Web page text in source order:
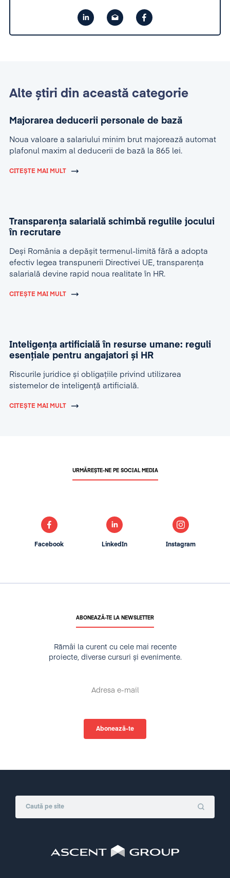
Alte știri din această categorie
Majorarea deducerii personale de bază
Noua valoare a salariului minim brut majorează automat
plafonul maxim al deducerii de bază la 865 lei.
CITEȘTE MAI MULT
Transparența salarială schimbă regulile jocului
în recrutare
Deși România a depășit termenul-limită fără a adopta
efectiv legea transpunerii Directivei UE, transparența
salarială devine rapid noua realitate în HR.
CITEȘTE MAI MULT
Inteligența artificială în resurse umane: reguli
esențiale pentru angajatori și HR
Riscurile juridice și obligațiile privind utilizarea
sistemelor de inteligență artificială.
CITEȘTE MAI MULT
ABONEAZĂ-TE LA NEWSLETTER
Rămâi la curent cu cele mai recente
proiecte, diverse cursuri și evenimente.
URMĂREȘTE-NE PE SOCIAL MEDIA
Facebook LinkedIn Instagram